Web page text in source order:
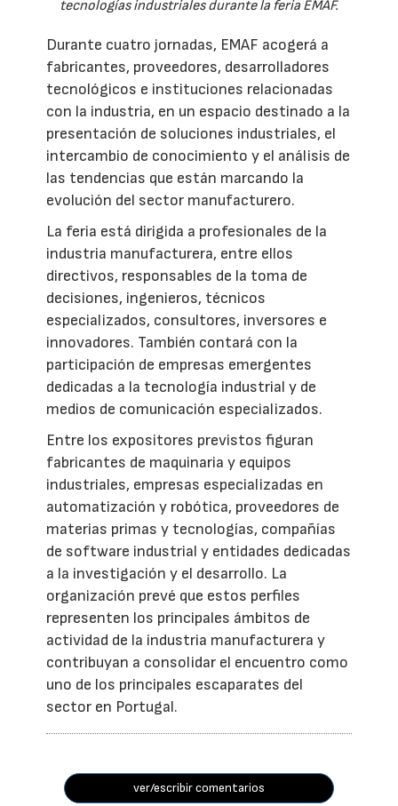
tecnologías industriales durante la feria EMAF.
Durante cuatro jornadas, EMAF acogerá a
fabricantes, proveedores, desarrolladores
tecnológicos e instituciones relacionadas
con la industria, en un espacio destinado a la
presentación de soluciones industriales, el
intercambio de conocimiento y el análisis de
las tendencias que están marcando la
evolución del sector manufacturero.
La feria está dirigida a profesionales de la
industria manufacturera, entre ellos
directivos, responsables de la toma de
decisiones, ingenieros, técnicos
especializados, consultores, inversores e
innovadores. También contará con la
participación de empresas emergentes
dedicadas a la tecnología industrial y de
medios de comunicación especializados.
Entre los expositores previstos figuran
fabricantes de maquinaria y equipos
industriales, empresas especializadas en
automatización y robótica, proveedores de
materias primas y tecnologías, compañías
de software industrial y entidades dedicadas
a la investigación y el desarrollo. La
organización prevé que estos perfiles
representen los principales ámbitos de
actividad de la industria manufacturera y
contribuyan a consolidar el encuentro como
uno de los principales escaparates del
sector en Portugal.
ver/escribir comentarios